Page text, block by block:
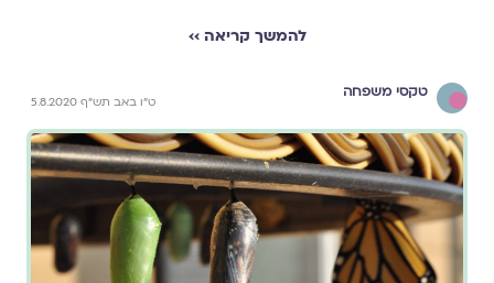
להמשך קריאה ››
טקסי משפחה
ט"ו באב תש"ף 5.8.2020